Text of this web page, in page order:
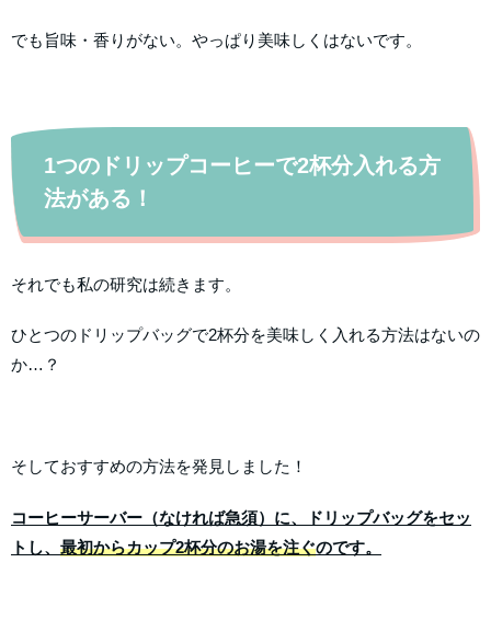
でも旨味・香りがない。やっぱり美味しくはないです。
1つのドリップコーヒーで2杯分入れる方
法がある！
それでも私の研究は続きます。
ひとつのドリップバッグで2杯分を美味しく入れる方法はないの
か…？
そしておすすめの方法を発見しました！
コーヒーサーバー（なければ急須）に、ドリップバッグをセッ
トし、 最初からカップ2杯分のお湯を注ぐのです。